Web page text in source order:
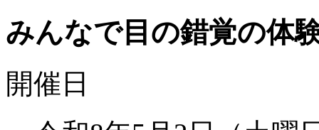
みんなで目の錯覚の体
開催日